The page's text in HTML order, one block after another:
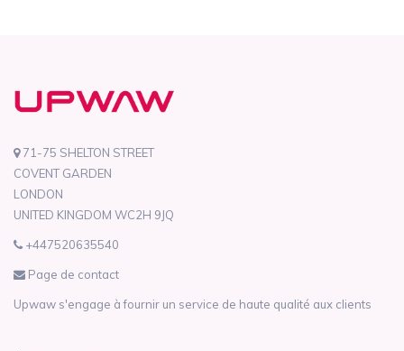
71-75 SHELTON STREET
COVENT GARDEN
LONDON
UNITED KINGDOM WC2H 9JQ
+447520635540
Page de contact
Upwaw s'engage à fournir un service de haute qualité aux clients